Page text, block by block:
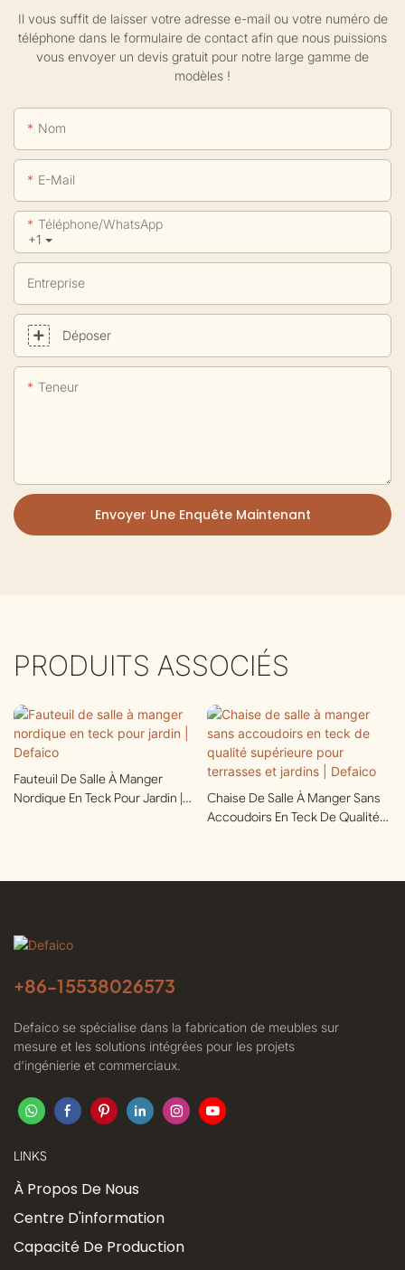
Il vous suffit de laisser votre adresse e-mail ou votre numéro de
téléphone dans le formulaire de contact afin que nous puissions
vous envoyer un devis gratuit pour notre large gamme de
modèles !
Nom
E-Mail
+1
Téléphone/WhatsApp
Entreprise
Déposer
Teneur
Envoyer Une Enquête Maintenant
PRODUITS ASSOCIÉS
Fauteuil De Salle À Manger
Nordique En Teck Pour Jardin |
Chaise De Salle À Manger Sans
Accoudoirs En Teck De Qualité
+86-15538026573
Defaico se spécialise dans la fabrication de meubles sur
mesure et les solutions intégrées pour les projets
d'ingénierie et commerciaux.
LINKS
À Propos De Nous
Centre D'information
Capacité De Production